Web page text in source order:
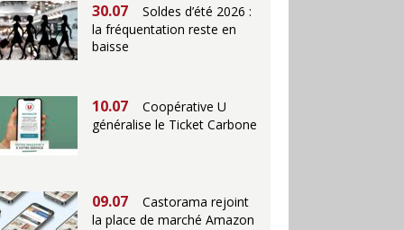
30.07
Soldes d’été 2026 :
la fréquentation reste en
baisse
10.07
Coopérative U
généralise le Ticket Carbone
09.07
Castorama rejoint
la place de marché Amazon